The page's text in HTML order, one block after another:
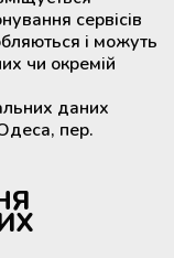
сервісів
і можуть
чи окремій
даних
пер.